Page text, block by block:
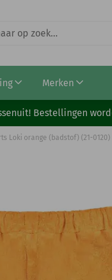
Merken
Bestellingen
Loki orange (badstof) (21-0120)